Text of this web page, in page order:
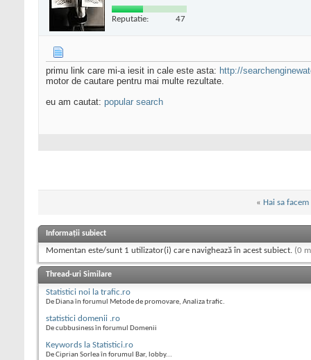
Reputatie: 47
primu link care mi-a iesit in cale este asta: http://
motor de cautare pentru mai multe rezultate.
eu am cautat: popular search
« Hai sa
Informații subiect
Momentan este/sunt 1 utilizator(i) care navighează în acest subiect. (0
Thread-uri Similare
Statistici noi la trafic.ro
De Diana în forumul Metode de promovare, Analiza trafic.
statistici domenii .ro
De cubbusiness în forumul Domenii
Keywords la Statistici.ro
De Ciprian Sorlea în forumul Bar, lobby...